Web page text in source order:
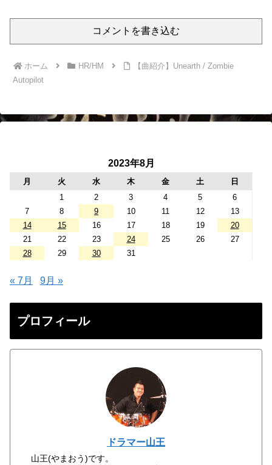
コメントを書き込む
ホーム HR/HM
【曲紹介】Unearth / Zombie
Autopilot
2023年8月
月 火 水 木 金 土
日
1
2 3 4 5
6
7
8 9 10 11 12
13
14
15 16 17 18 19
20
21
22 23 24 25 26
27
28
29 30 31
« 7月 9月 »
プロフィール
ドラマー山王
山王(やまおう)です。